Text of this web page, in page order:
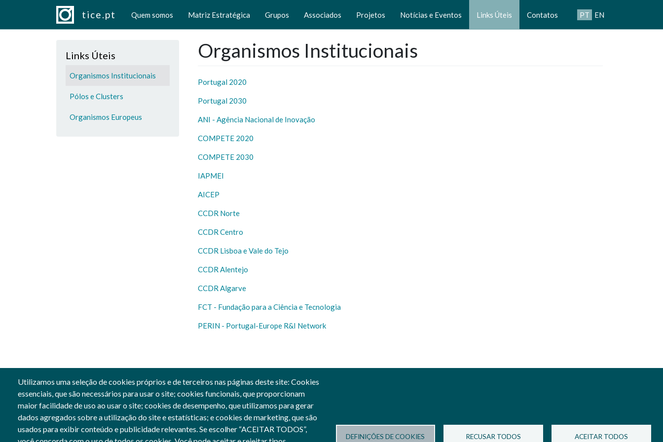
Passar para o conteúdo principal
tice.pt Quem somos Matriz Estratégica Grupos Associados Projetos Notícias e Eventos Links Úteis Contatos PT EN
Links Úteis
Organismos Institucionais
Pólos e Clusters
Organismos Europeus
Organismos Institucionais
Portugal 2020
Portugal 2030
ANI - Agência Nacional de Inovação
COMPETE 2020
COMPETE 2030
IAPMEI
AICEP
CCDR Norte
CCDR Centro
CCDR Lisboa e Vale do Tejo
CCDR Alentejo
CCDR Algarve
FCT - Fundação para a Ciência e Tecnologia
PERIN - Portugal-Europe R&I Network
Siga-nos
Utilizamos uma seleção de cookies próprios e de terceiros nas páginas deste site: Cookies
essenciais, que são necessários para usar o site; cookies funcionais, que proporcionam
maior facilidade de uso ao usar o site; cookies de desempenho, que utilizamos para gerar
dados agregados sobre a utilização do site e estatísticas; e cookies de marketing, que são
usados para exibir conteúdo e publicidade relevantes. Se escolher “ACEITAR TODOS”,
DEFINIÇÕES DE COOKIES RECUSAR TODOS ACEITAR TODOS
Cofinanciado por: